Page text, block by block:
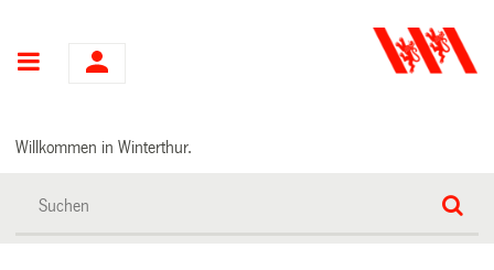
Hauptnavigation
Willkommen in Winterthur.